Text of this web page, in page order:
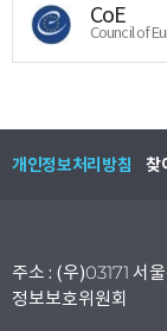
CoE
Council of
개인정보처리방침 찾
주소 : (우)03171 서
정보보호위원회